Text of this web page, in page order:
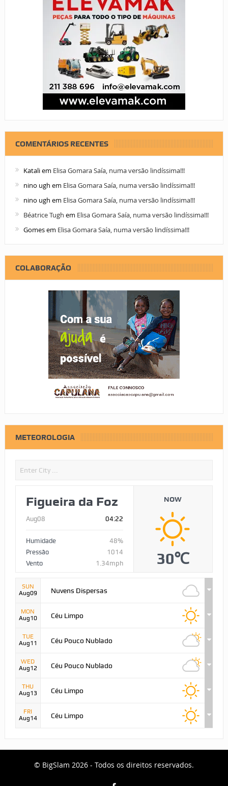
COMENTÁRIOS RECENTES
Kataliem Elisa Gomara Saía, numa versão lindíssima!!!
nino ugh em Elisa Gomara Saía, numa versão lindíssima!!!
nino ugh em Elisa Gomara Saía, numa versão lindíssima!!!
Béatrice Tugh em Elisa Gomara Saía, numa versão lindíssima!!!
Gomesem Elisa Gomara Saía, numa versão lindíssima!!!
COLABORAÇÃO
METEOROLOGIA
Figueira da Foz
Aug08 04:22
Humidade
48%
Pressão
1014
Vento
1.34mph
NOW
30℃
SUN
Aug09
Nuvens Dispersas
MON
Aug10
Céu Limpo
TUE
Aug11
Céu Pouco Nublado
WED
Aug12
Céu Pouco Nublado
THU
Aug13
Céu Limpo
FRI
Aug14
Céu Limpo
© BigSlam 2026 - Todos os direitos reservados.